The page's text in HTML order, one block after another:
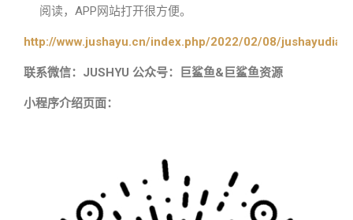
阅读，APP网站打开很方便。
http://www.jushayu.cn/index.php/2022/02/08/
联系微信：JUSHYU 公众号：巨鲨鱼&巨鲨鱼资源
小程序介绍页面：